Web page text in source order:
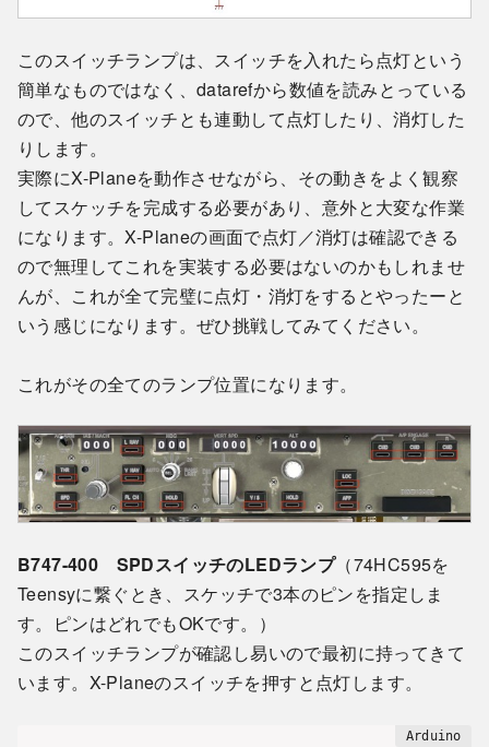
このスイッチランプは、スイッチを入れたら点灯という
簡単なものではなく、datarefから数値を読みとっている
ので、他のスイッチとも連動して点灯したり、消灯した
りします。
実際にX-Planeを動作させながら、その動きをよく観察
してスケッチを完成する必要があり、意外と大変な作業
になります。X-Planeの画面で点灯／消灯は確認できる
ので無理してこれを実装する必要はないのかもしれませ
んが、これが全て完璧に点灯・消灯をするとやったーと
いう感じになります。ぜひ挑戦してみてください。
これがその全てのランプ位置になります。
B747-400 SPDスイッチのLEDランプ（74HC595を
Teensyに繋ぐとき、スケッチで3本のピンを指定しま
す。ピンはどれでもOKです。）
このスイッチランプが確認し易いので最初に持ってきて
います。X-Planeのスイッチを押すと点灯します。